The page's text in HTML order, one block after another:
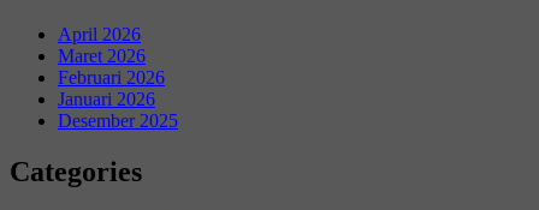
April 2026
Maret 2026
Februari 2026
Januari 2026
Desember 2025
Categories